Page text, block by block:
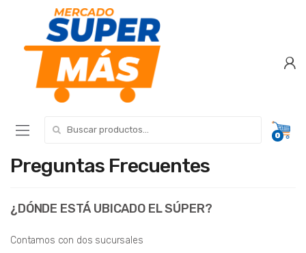
0
Preguntas Frecuentes
¿DÓNDE ESTÁ UBICADO EL SÚPER?
Contamos con dos sucursales